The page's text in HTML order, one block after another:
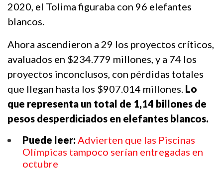
2020, el Tolima figuraba con 96 elefantes
blancos.
Ahora ascendieron a 29 los proyectos críticos,
avaluados en $234.779 millones, y a 74 los
proyectos inconclusos, con pérdidas totales
que llegan hasta los $907.014 millones. Lo
que representa un total de 1,14 billones de
pesos desperdiciados en elefantes blancos.
Puede leer:Advierten que las Piscinas
Olímpicas tampoco serían entregadas en
octubre